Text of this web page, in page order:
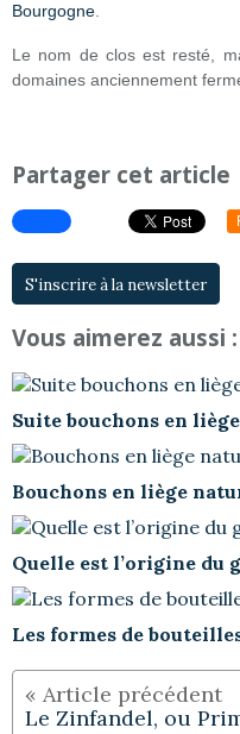
Bourgogne
Le nom de clos est resté,
domaines anciennement
Partager cet article
S'inscrire à la newsletter
Vous aimerez aussi :
Suite bouchons en
Bouchons en liège
Quelle est l’origine du
Les formes de